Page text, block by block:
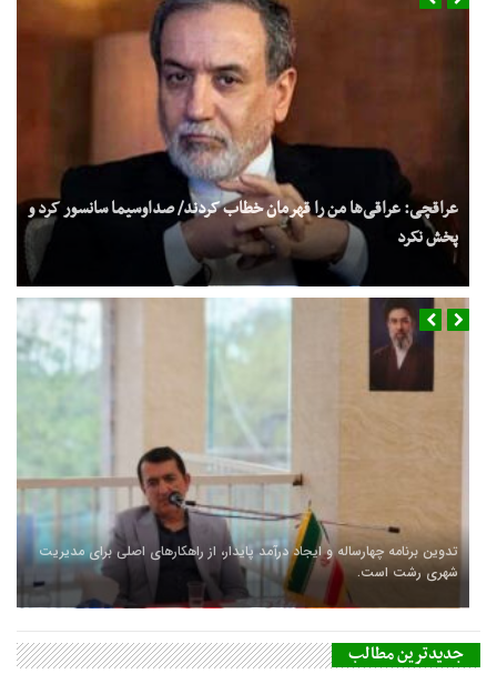
عراقچی: عراقی‌ها من را قهرمان خطاب کردند/ صداوسیما سانسور کرد و
پخش نکرد
تدوین برنامه چهارساله و ایجاد درآمد پایدار، از راهکارهای اصلی برای مدیریت
شهری رشت است.
جدیدترین مطالب